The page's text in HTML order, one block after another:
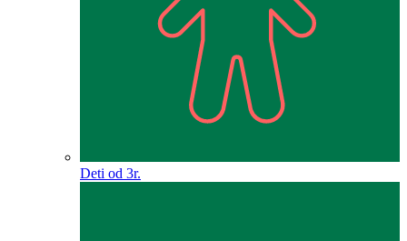
Deti od 3r.